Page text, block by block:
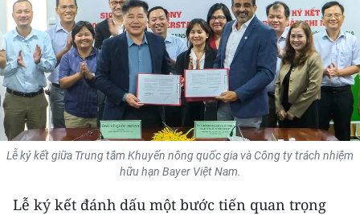
Y TẾ
KHOA HỌC - CÔNG NGHỆ
MÔI TRƯỜNG
BẠN ĐỌC
KIỂM CHỨNG THÔNG TIN
Lễ ký kết giữa Trung tâm Khuyến nông quốc gia và Công ty trách nhiệm
hữu hạn Bayer Việt Nam.
Lễ ký kết đánh dấu một bước tiến quan trọng